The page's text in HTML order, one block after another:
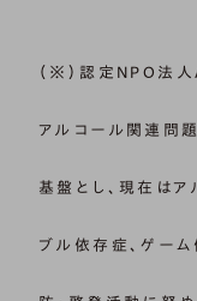
（※）認定NPO法
アルコール関連問
基盤とし、現在は
ブル依存症、ゲー